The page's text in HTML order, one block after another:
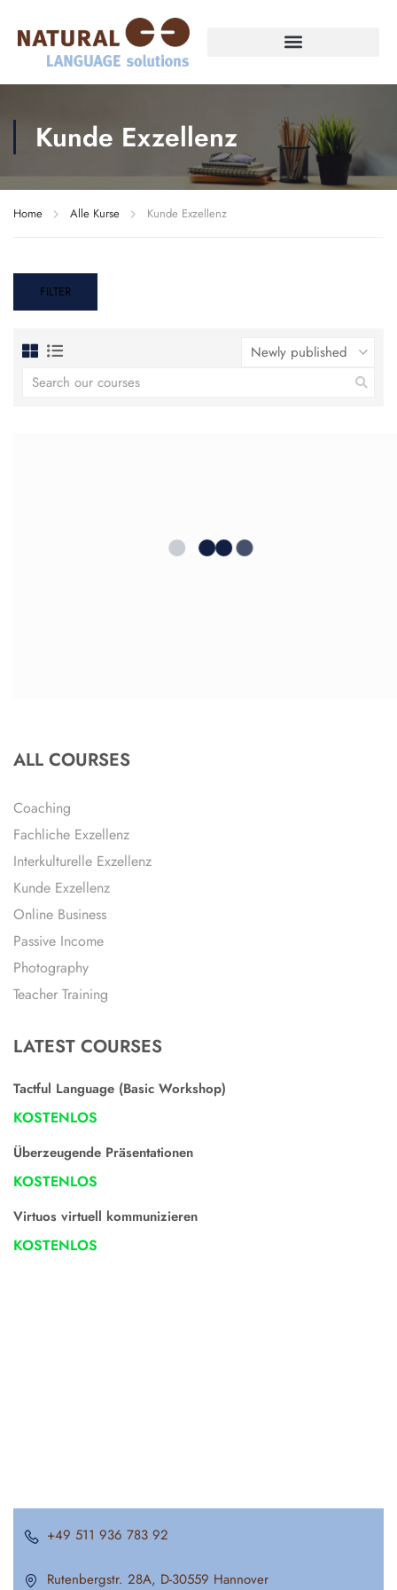
Kunde Exzellenz
Home Alle Kurse Kunde Exzellenz
FILTER
ALL COURSES
Coaching
Fachliche Exzellenz
Interkulturelle Exzellenz
Kunde Exzellenz
Online Business
Passive Income
Photography
Teacher Training
LATEST COURSES
Tactful Language (Basic Workshop)
KOSTENLOS
Überzeugende Präsentationen
KOSTENLOS
Virtuos virtuell kommunizieren
KOSTENLOS
+49 511 936 783 92
Rutenbergstr. 28A, D-30559 Hannover